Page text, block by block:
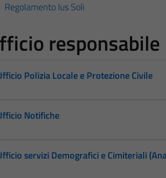
Regolamento Ius Soli
responsabile
Polizia Locale e Protezione Civile
Notifiche
servizi Demografici e Cimiteriali